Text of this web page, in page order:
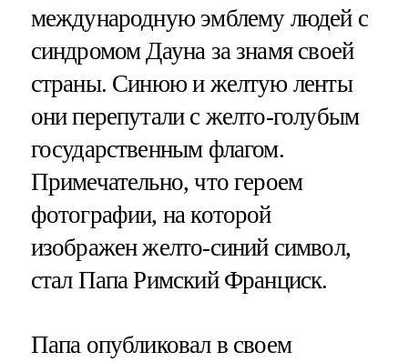
международную эмблему людей с
синдромом Дауна за знамя своей
страны. Синюю и желтую ленты
они перепутали с желто-голубым
государственным флагом.
Примечательно, что героем
фотографии, на которой
изображен желто-синий символ,
стал Папа Римский Франциск.
Папа опубликовал в своем